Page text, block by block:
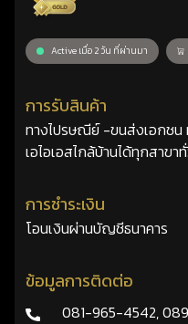
Active เมื่อ 2 วัน ที่ผ่านมา
การรับสินค้า
ทางไปรษณีย์ -ขนส่งเอกชน
เอไอเอสไกล้บ้านได้ทุกสาขา
การชำระเงิน
โอนเงินผ่านบัญชีธนาคาร
ข้อมูลการติดต่อ
081-965-4542,